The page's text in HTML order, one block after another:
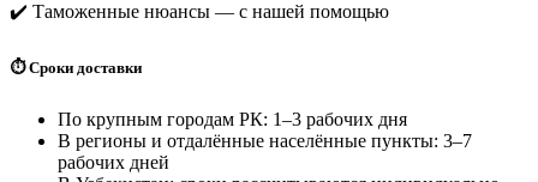
✔️ Таможенные нюансы — с нашей помощью
⏱️ Сроки доставки
По крупным городам РК: 1–3 рабочих дня
В регионы и отдалённые населённые пункты: 3–7
рабочих дней